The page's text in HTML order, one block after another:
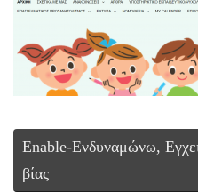
Enable-Ενδυναμώνω,
βίας